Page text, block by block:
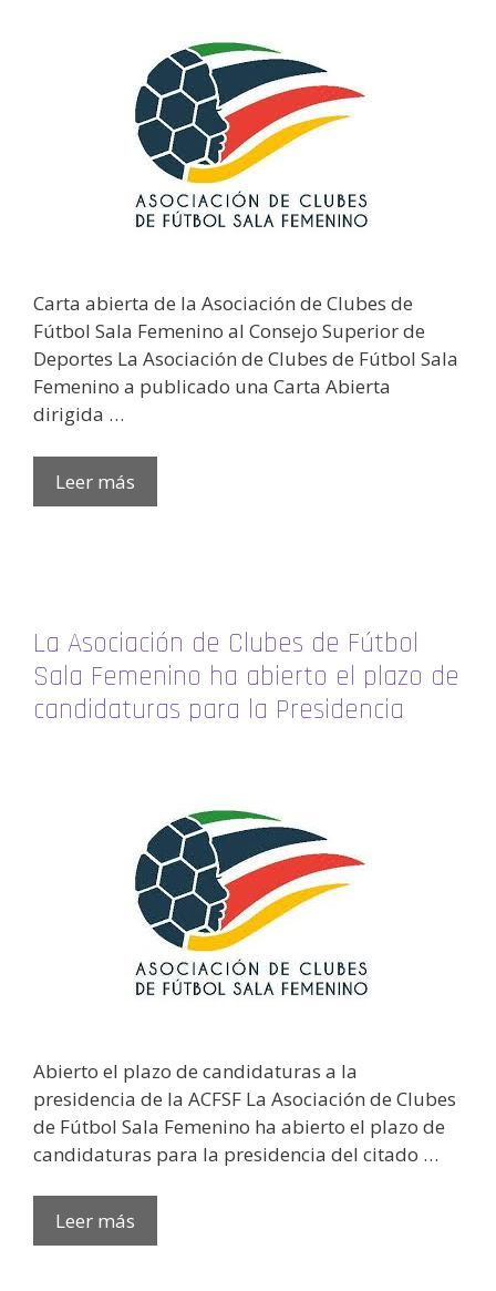
Carta abierta de la Asociación de Clubes de
Fútbol Sala Femenino al Consejo Superior de
Deportes La Asociación de Clubes de Fútbol Sala
Femenino a publicado una Carta Abierta
dirigida …
Leer más
La Asociación de Clubes de Fútbol
Sala Femenino ha abierto el plazo de
candidaturas para la Presidencia
Abierto el plazo de candidaturas a la
presidencia de la ACFSF La Asociación de Clubes
de Fútbol Sala Femenino ha abierto el plazo de
candidaturas para la presidencia del citado …
Leer más